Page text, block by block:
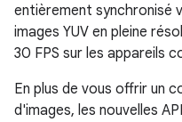
entièrement synchronisé
images YUV en pleine
30 FPS sur les appareils
En plus de vous offrir un
d'images, les nouvelles